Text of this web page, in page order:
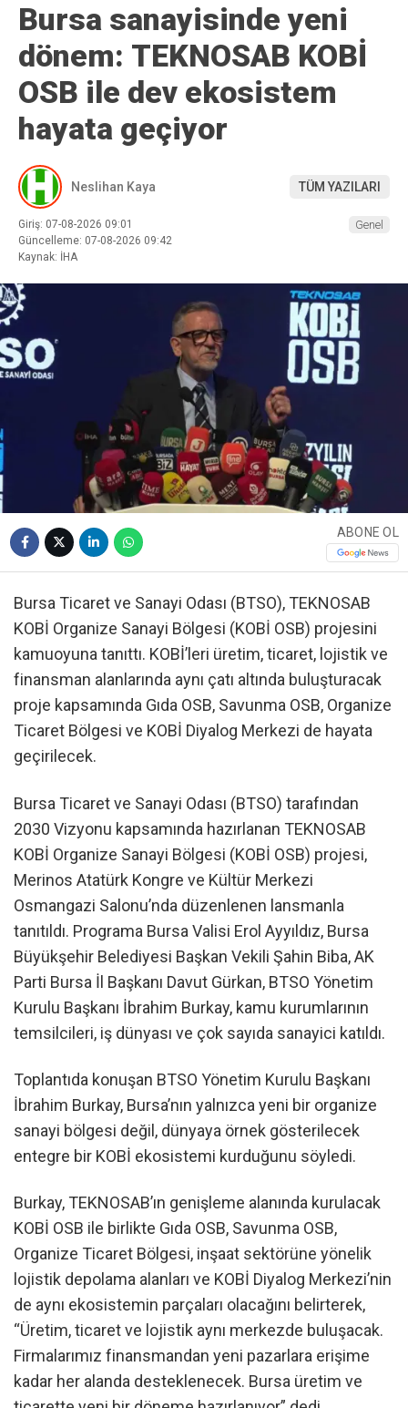
Bursa sanayisinde yeni
dönem: TEKNOSAB KOBİ
OSB ile dev ekosistem
hayata geçiyor
Neslihan Kaya TÜM YAZILARI
Giriş: 07-08-2026 09:01
Güncelleme: 07-08-2026 09:42
Kaynak: İHA
Genel
ABONE OL
Bursa Ticaret ve Sanayi Odası (BTSO), TEKNOSAB
KOBİ Organize Sanayi Bölgesi (KOBİ OSB) projesini
kamuoyuna tanıttı. KOBİ’leri üretim, ticaret, lojistik ve
finansman alanlarında aynı çatı altında buluşturacak
proje kapsamında Gıda OSB, Savunma OSB, Organize
Ticaret Bölgesi ve KOBİ Diyalog Merkezi de hayata
geçirilecek.
Bursa Ticaret ve Sanayi Odası (BTSO) tarafından
2030 Vizyonu kapsamında hazırlanan TEKNOSAB
KOBİ Organize Sanayi Bölgesi (KOBİ OSB) projesi,
Merinos Atatürk Kongre ve Kültür Merkezi
Osmangazi Salonu’nda düzenlenen lansmanla
tanıtıldı. Programa Bursa Valisi Erol Ayyıldız, Bursa
Büyükşehir Belediyesi Başkan Vekili Şahin Biba, AK
Parti Bursa İl Başkanı Davut Gürkan, BTSO Yönetim
Kurulu Başkanı İbrahim Burkay, kamu kurumlarının
temsilcileri, iş dünyası ve çok sayıda sanayici katıldı.
Toplantıda konuşan BTSO Yönetim Kurulu Başkanı
İbrahim Burkay, Bursa’nın yalnızca yeni bir organize
sanayi bölgesi değil, dünyaya örnek gösterilecek
entegre bir KOBİ ekosistemi kurduğunu söyledi.
Burkay, TEKNOSAB’ın genişleme alanında kurulacak
KOBİ OSB ile birlikte Gıda OSB, Savunma OSB,
Organize Ticaret Bölgesi, inşaat sektörüne yönelik
lojistik depolama alanları ve KOBİ Diyalog Merkezi’nin
de aynı ekosistemin parçaları olacağını belirterek,
“Üretim, ticaret ve lojistik aynı merkezde buluşacak.
Firmalarımız finansmandan yeni pazarlara erişime
kadar her alanda desteklenecek. Bursa üretim ve